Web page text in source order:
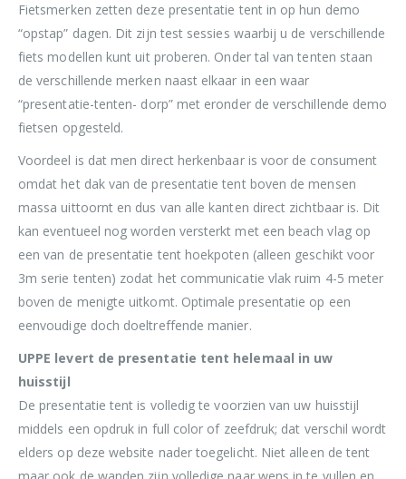
Fietsmerken zetten deze presentatie tent in op hun demo
“opstap” dagen. Dit zijn test sessies waarbij u de verschillende
fiets modellen kunt uit proberen. Onder tal van tenten staan
de verschillende merken naast elkaar in een waar
“presentatie-tenten- dorp” met eronder de verschillende demo
fietsen opgesteld.
Voordeel is dat men direct herkenbaar is voor de consument
omdat het dak van de presentatie tent boven de mensen
massa uittoornt en dus van alle kanten direct zichtbaar is. Dit
kan eventueel nog worden versterkt met een beach vlag op
een van de presentatie tent hoekpoten (alleen geschikt voor
3m serie tenten) zodat het communicatie vlak ruim 4-5 meter
boven de menigte uitkomt. Optimale presentatie op een
eenvoudige doch doeltreffende manier.
UPPE levert de presentatie tent helemaal in uw
huisstijl
De presentatie tent is volledig te voorzien van uw huisstijl
middels een opdruk in full color of zeefdruk; dat verschil wordt
elders op deze website nader toegelicht. Niet alleen de tent